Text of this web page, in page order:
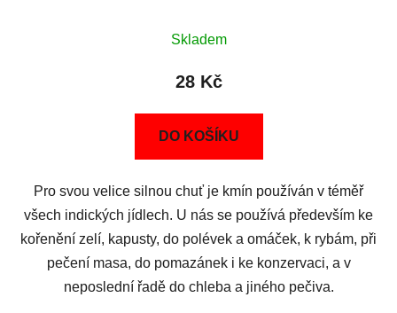
Skladem
28 Kč
DO KOŠÍKU
Pro svou velice silnou chuť je kmín používán v téměř
všech indických jídlech. U nás se používá především ke
kořenění zelí, kapusty, do polévek a omáček, k rybám, při
pečení masa, do pomazánek i ke konzervaci, a v
neposlední řadě do chleba a jiného pečiva.